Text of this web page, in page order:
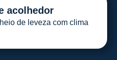
acolhedor
de leveza com clima